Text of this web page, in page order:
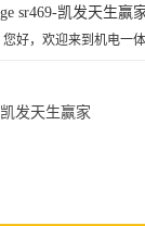
ge sr469-凯发天生赢
您好，欢迎来到机电一体
凯发天生赢家